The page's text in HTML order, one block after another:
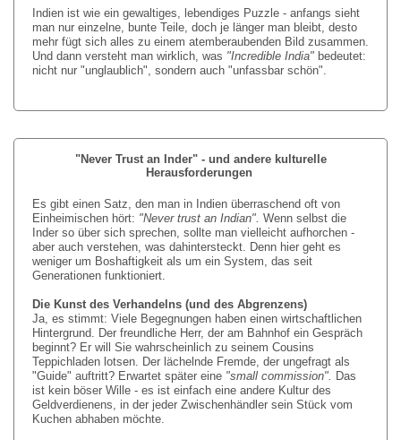
Indien ist wie ein gewaltiges, lebendiges Puzzle - anfangs sieht
man nur einzelne, bunte Teile, doch je länger man bleibt, desto
mehr fügt sich alles zu einem atemberaubenden Bild zusammen.
Und dann versteht man wirklich, was "Incredible India" bedeutet:
nicht nur "unglaublich", sondern auch "unfassbar schön".
"Never Trust an Inder" - und andere kulturelle
Herausforderungen
Es gibt einen Satz, den man in Indien überraschend oft von
Einheimischen hört: "Never trust an Indian". Wenn selbst die
Inder so über sich sprechen, sollte man vielleicht aufhorchen -
aber auch verstehen, was dahintersteckt. Denn hier geht es
weniger um Boshaftigkeit als um ein System, das seit
Generationen funktioniert.
Die Kunst des Verhandelns (und des Abgrenzens)
Ja, es stimmt: Viele Begegnungen haben einen wirtschaftlichen
Hintergrund. Der freundliche Herr, der am Bahnhof ein Gespräch
beginnt? Er will Sie wahrscheinlich zu seinem Cousins
Teppichladen lotsen. Der lächelnde Fremde, der ungefragt als
"Guide" auftritt? Erwartet später eine "small commission". Das
ist kein böser Wille - es ist einfach eine andere Kultur des
Geldverdienens, in der jeder Zwischenhändler sein Stück vom
Kuchen abhaben möchte.